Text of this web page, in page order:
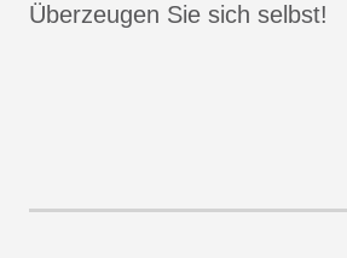
Überzeugen Sie sich selbst!